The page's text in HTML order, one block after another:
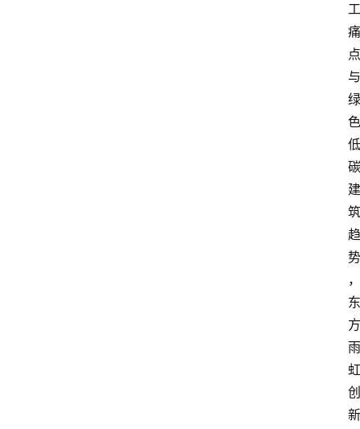
工
痛
点
与
绿
色
低
碳
建
筑
趋
势
，
东
方
雨
虹
创
新